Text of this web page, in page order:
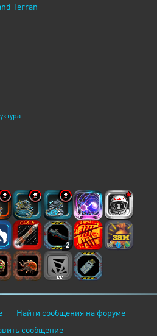
Terran
2
Найти сообщения на форуме
сообщение